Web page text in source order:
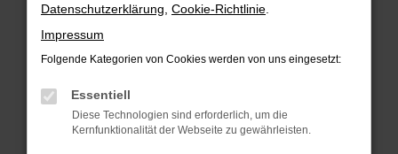
Überprüfe deine Firewall und deine
Internetverbindung.
Laden andere Webseiten, zum Beispiel deine
Manche Erweiterungen, wie Werbeblocker,
Datenschutzerklärung Cookie-Richtlinie
Impressum
Folgende Kategorien von Cookies werden von uns eingesetzt:
Essentiell
Diese Technologien sind erforderlich, um die
Kernfunktionalität der Webseite zu gewährleisten.